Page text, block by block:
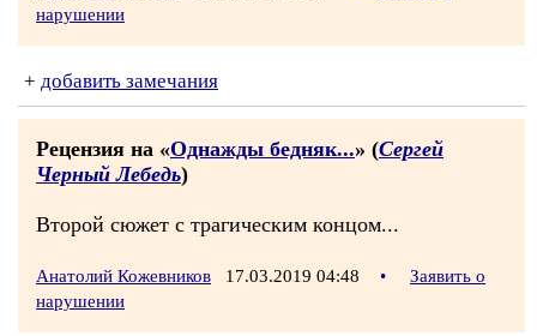
нарушении
+ добавить замечания
Рецензия на «Однажды бедняк...» (Сергей
Черный Лебедь)
Второй сюжет с трагическим концом...
Анатолий Кожевников 17.03.2019 04:48 •
Заявить о
нарушении